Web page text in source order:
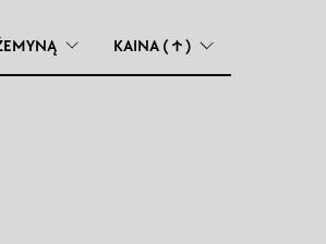
KAINA (↑)